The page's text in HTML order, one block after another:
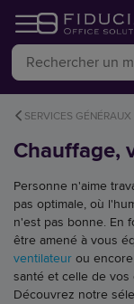
SERVICES
Chauffage,
Personne n'aime
pas optimale, où
n'est pas bonne. En
être amené à vous
ventilateur ou
santé et celle de vos
Découvrez notre